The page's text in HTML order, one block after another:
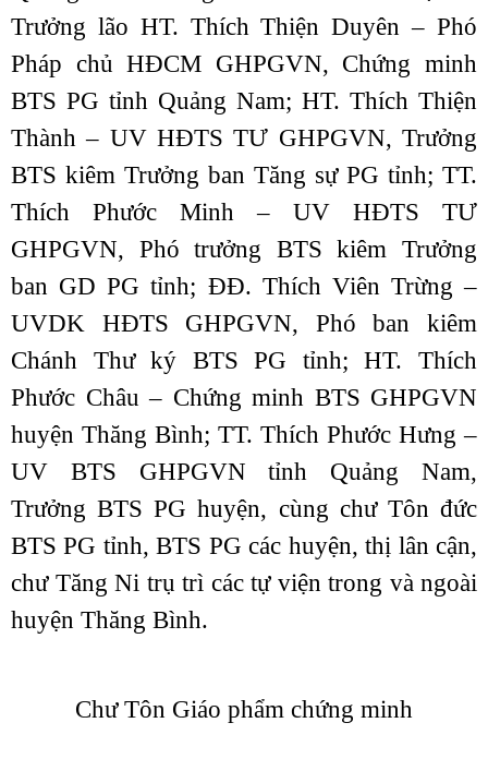
Trưởng lão HT. Thích Thiện Duyên – Phó
Pháp chủ HĐCM GHPGVN, Chứng minh
BTS PG tỉnh Quảng Nam; HT. Thích Thiện
Thành – UV HĐTS TƯ GHPGVN, Trưởng
BTS kiêm Trưởng ban Tăng sự PG tỉnh; TT.
Thích Phước Minh – UV HĐTS TƯ
GHPGVN, Phó trưởng BTS kiêm Trưởng
ban GD PG tỉnh; ĐĐ. Thích Viên Trừng –
UVDK HĐTS GHPGVN, Phó ban kiêm
Chánh Thư ký BTS PG tỉnh; HT. Thích
Phước Châu – Chứng minh BTS GHPGVN
huyện Thăng Bình; TT. Thích Phước Hưng –
UV BTS GHPGVN tỉnh Quảng Nam,
Trưởng BTS PG huyện, cùng chư Tôn đức
BTS PG tỉnh, BTS PG các huyện, thị lân cận,
chư Tăng Ni trụ trì các tự viện trong và ngoài
huyện Thăng Bình.
Chư Tôn Giáo phẩm chứng minh